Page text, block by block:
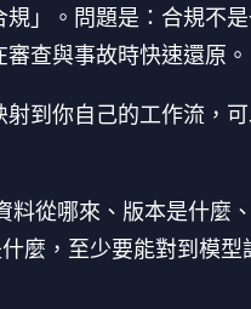
」。問題是：合規不
查與事故時快速還原。
到你自己的工作流，
料從哪來、版本是什麼
麼，至少要能對到模型